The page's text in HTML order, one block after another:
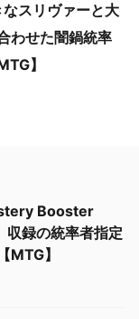
なスリヴァーと大
わせた闇鍋統率
】
Booster
録の統率者指定
MTG】